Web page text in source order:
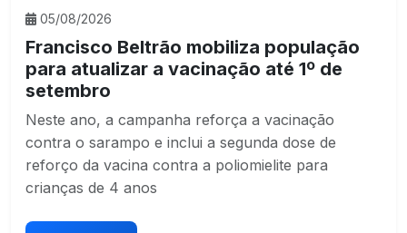
05/08/2026
Francisco Beltrão mobiliza população
para atualizar a vacinação até 1º de
setembro
Neste ano, a campanha reforça a vacinação
contra o sarampo e inclui a segunda dose de
reforço da vacina contra a poliomielite para
crianças de 4 anos